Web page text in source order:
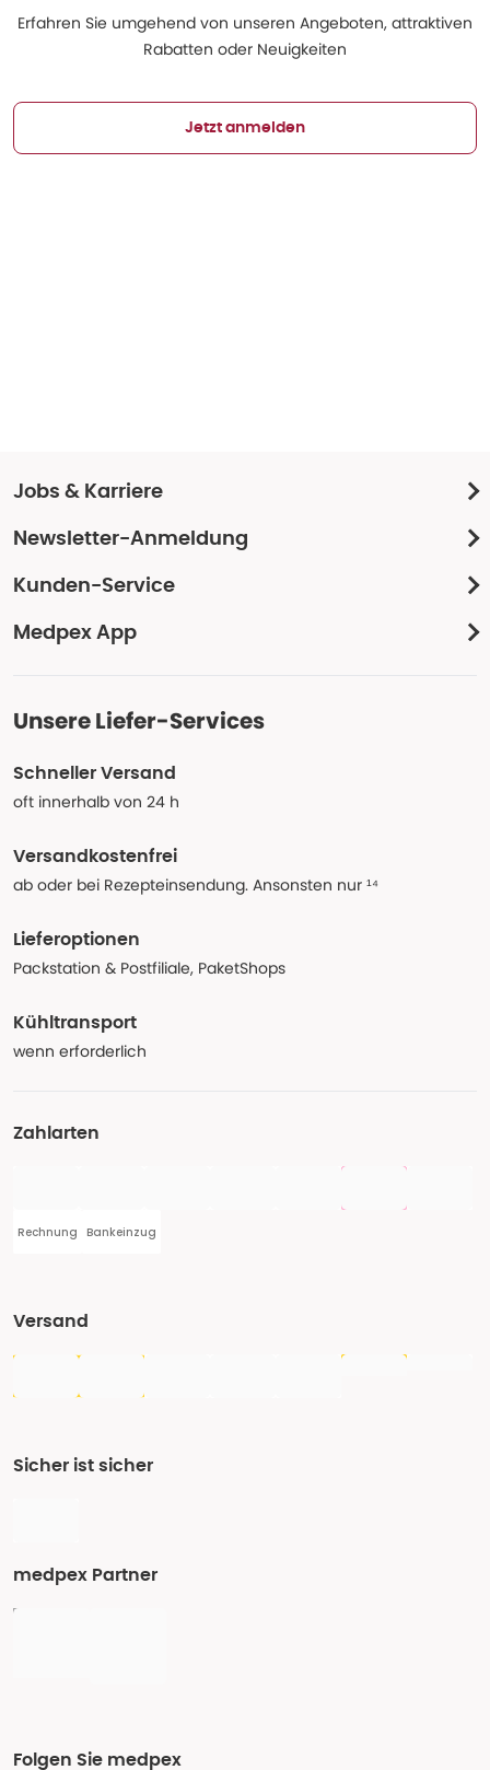
Erfahren Sie umgehend von unseren Angeboten, attraktiven
Rabatten oder Neuigkeiten
Jetzt anmelden
Jobs & Karriere
Newsletter-Anmeldung
Kunden-Service
Medpex App
Unsere Liefer-Services
Schneller Versand
oft innerhalb von 24 h
Versandkostenfrei
ab oder bei Rezepteinsendung. Ansonsten nur ¹⁴
Lieferoptionen
Packstation & Postfiliale, PaketShops
Kühltransport
wenn erforderlich
Zahlarten
Rechnung Bankeinzug
Versand
Sicher ist sicher
medpex Partner
Folgen Sie medpex